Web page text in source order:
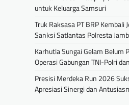
untuk Keluarga Samsuri
Truk Raksasa PT BRP Kembali
Sanksi Satlantas Polresta
Karhutla Sungai Gelam Belum
Operasi Gabungan TNI-Polri
Presisi Merdeka Run 2026
Apresiasi Sinergi dan